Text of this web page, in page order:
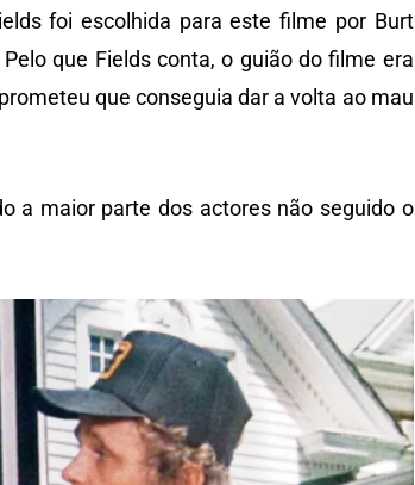
foi escolhida para este filme por Burt
que Fields conta, o guião do filme era
que conseguia dar a volta ao mau
a maior parte dos actores não seguido o